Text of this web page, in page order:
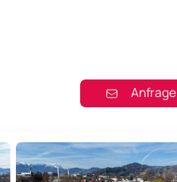
Anfrage